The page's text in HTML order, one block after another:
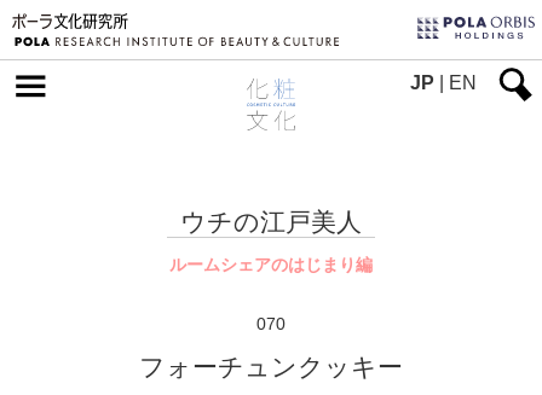
JP EN
ウチの江戸美人
ルームシェアのはじまり編
070
フォーチュンクッキー